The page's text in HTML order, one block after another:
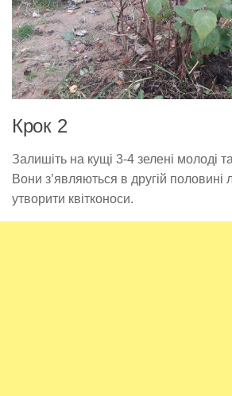
Крок 2
Залишіть на кущі 3-4 зелені молоді
Вони з’являються в другій половині
утворити квітконоси.